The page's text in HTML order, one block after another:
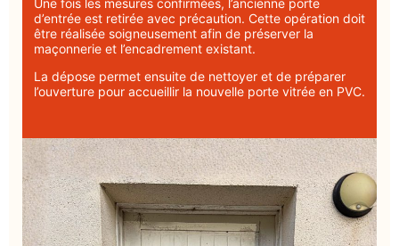
Une fois les mesures confirmées, l’ancienne porte
d’entrée est retirée avec précaution. Cette opération doit
être réalisée soigneusement afin de préserver la
maçonnerie et l’encadrement existant.
La dépose permet ensuite de nettoyer et de préparer
l’ouverture pour accueillir la nouvelle porte vitrée en PVC.